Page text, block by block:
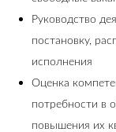
Руководство
постановку,
исполнения
Оценка
потребности в
повышения их